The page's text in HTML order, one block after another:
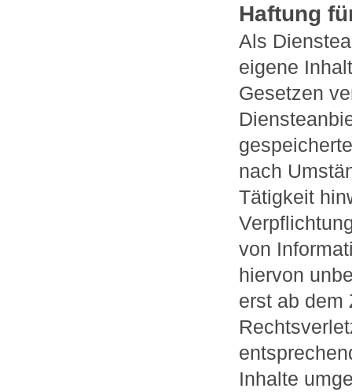
Haftung
Als
eigene
Gesetzen
nach
Tätigkeit
von
hiervon
erst ab dem
Inhalte